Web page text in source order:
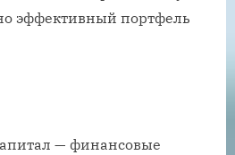
эффективный портфель
— финансовые